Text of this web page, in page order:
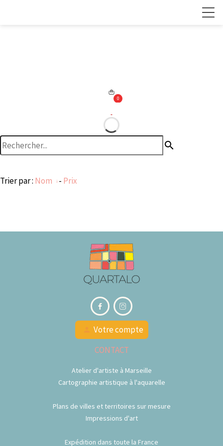
0
search
Trier par : Nom - Prix
 
Votre compte
CONTACT
Atelier d'artiste à Marseille
Cartographie artistique à l'aquarelle
Plans de villes et territoires sur mesure
Impressions d'art
Expédition dans toute la France